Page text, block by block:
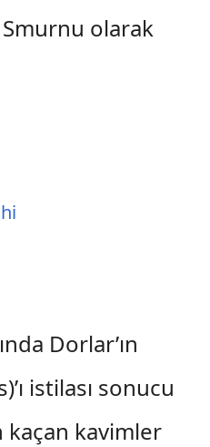
Smurnu olarak
Dorlar’ın
istilası sonucu
kaçan kavimler